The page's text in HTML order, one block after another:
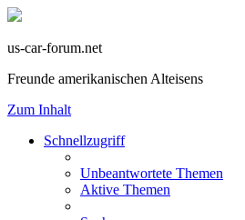
us-car-forum.net
Freunde amerikanischen Alteisens
Zum Inhalt
Schnellzugriff
Unbeantwortete Themen
Aktive Themen